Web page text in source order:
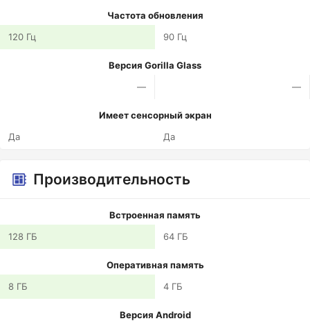
Частота обновления
120 Гц
90 Гц
Версия Gorilla Glass
—
—
Имеет сенсорный экран
Да
Да
Производительность
Встроенная память
128 ГБ
64 ГБ
Оперативная память
8 ГБ
4 ГБ
Версия Android